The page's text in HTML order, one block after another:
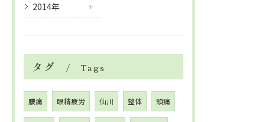
2014年
タグ Tags
腰痛 眼精疲労 仙川 整体 頭痛